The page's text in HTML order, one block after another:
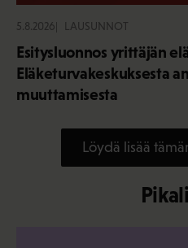
5.8.2026 LAUSUNNOT
Esitysluonnos yrittäjän
Eläketurvakeskuksesta
muuttamisesta
Löydä lisää